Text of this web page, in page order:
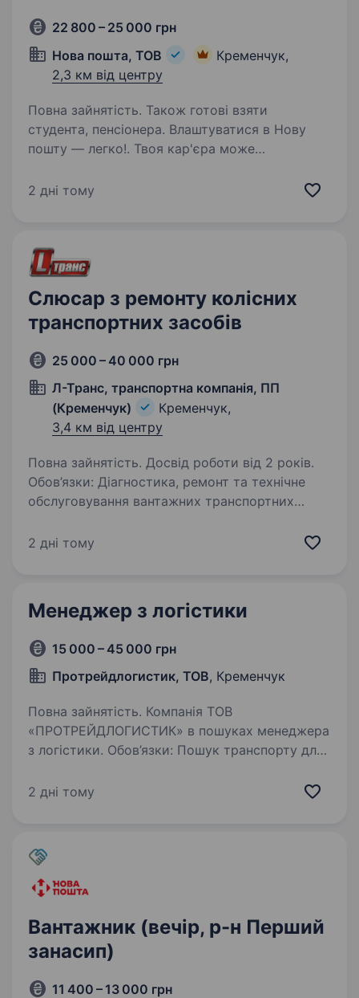
22 800 – 25 000 грн
Нова пошта, ТОВ
Кременчук,
2,3 км від центру
Повна зайнятість. Також готові взяти
студента, пенсіонера. Влаштуватися в Нову
пошту — легко!. Твоя кар'єра може
ми в пошуку вантажника. Ти шукаєш?
затримок…
2 дні тому
Слюсар з ремонту колісних
транспортних засобів
25 000 – 40 000 грн
Л-Транс, транспортна компанія, ПП
(Кременчук)
Кременчук,
3,4 км від центру
Повна зайнятість. Досвід роботи від 2 років.
Обов’язки: Діагностика, ремонт та технічне
обслуговування вантажних транспортних
та встановлення коліс, підвіски, гальмівної
2 дні тому
Менеджер з логістики
15 000 – 45 000 грн
Протрейдлогистик, ТОВ, Кременчук
Повна зайнятість. Компанія ТОВ
«ПРОТРЕЙДЛОГИСТИК» в пошуках менеджера
з логістики. Обов’язки: Пошук транспорту для
Кординація транспорту під час перевезення;
2 дні тому
Вантажник (вечір, р-н Перший
занасип)
11 400 – 13 000 грн